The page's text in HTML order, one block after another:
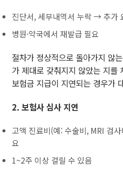
진단서, 세부내역서 누락 → 추가
병원·약국에서 재발급 필요
절차가 정상적으로 돌아가지 않
가 제대로 갖춰지지 않았는 지를
보험금 지급이 지연되는 경우가
2. 보험사 심사 지연
고액 진료비(예: 수술비, MRI 검
요
1~2주 이상 걸릴 수 있음